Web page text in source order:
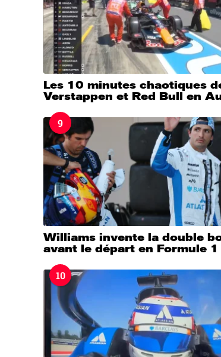
Les 10 minutes chaotiques
Verstappen et Red Bull en
9
Williams invente la double
avant le départ en Formule 1
10